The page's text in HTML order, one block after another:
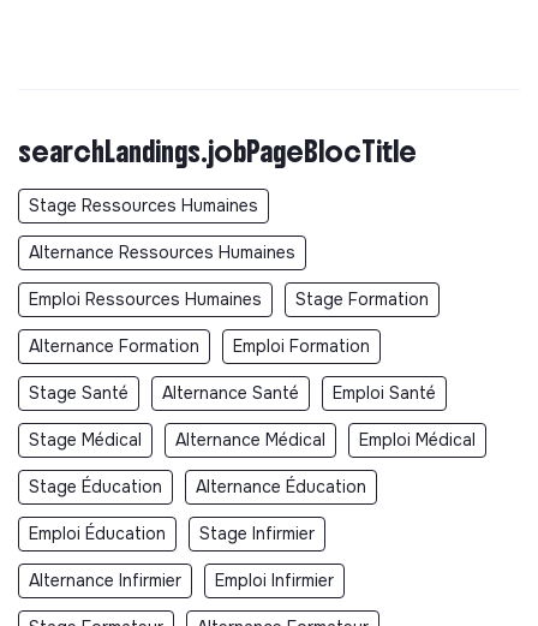
searchLandings.jobPageBlocTitle
Stage Ressources Humaines
Alternance Ressources Humaines
Emploi Ressources Humaines Stage Formation
Alternance Formation Emploi Formation
Stage Santé Alternance Santé Emploi Santé
Stage Médical Alternance Médical Emploi Médical
Stage Éducation Alternance Éducation
Emploi Éducation Stage Infirmier
Alternance Infirmier Emploi Infirmier